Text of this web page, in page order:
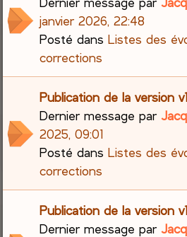
janvier 2026, 22:48
Posté dansListes des
corrections
Publication de la version
Dernier message par
2025, 09:01
Posté dansListes des
corrections
Publication de la version
Dernier message par